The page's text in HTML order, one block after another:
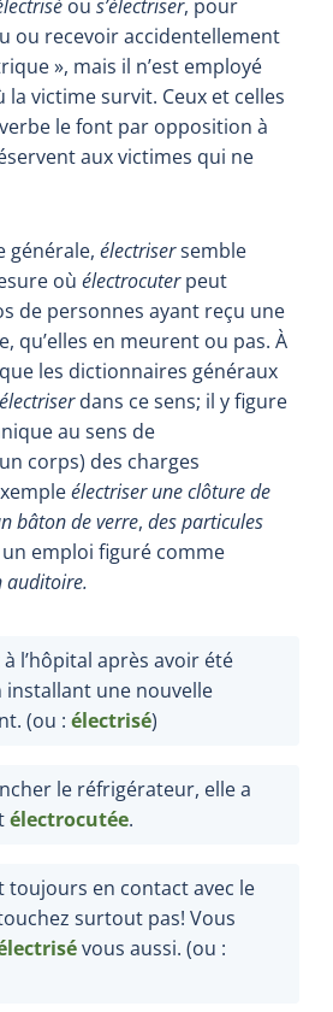
ou s’électriser, pour
ou recevoir accidentellement
», mais il n’est employé
la victime survit. Ceux et celles
le font par opposition à
aux victimes qui ne
générale, électrisersemble
où électrocuterpeut
de personnes ayant reçu une
qu’elles en meurent ou pas. À
les dictionnaires généraux
électriserdans ce sens; il y figure
au sens de
corps) des charges
électriser une clôture de
bâton de verre, des particules
emploi figuré comme
auditoire.
l’hôpital après avoir été
installant une nouvelle
(ou : électrisé)
le réfrigérateur, elle a
électrocutée.
toujours en contact avec le
surtout pas! Vous
vous aussi. (ou :